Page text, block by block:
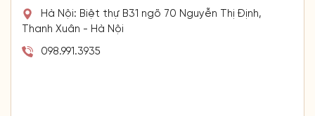
Hà Nội: Biệt thự B31 ngõ 70 Nguyễn Thị Định,
Thanh Xuân - Hà Nội
098.991.3935